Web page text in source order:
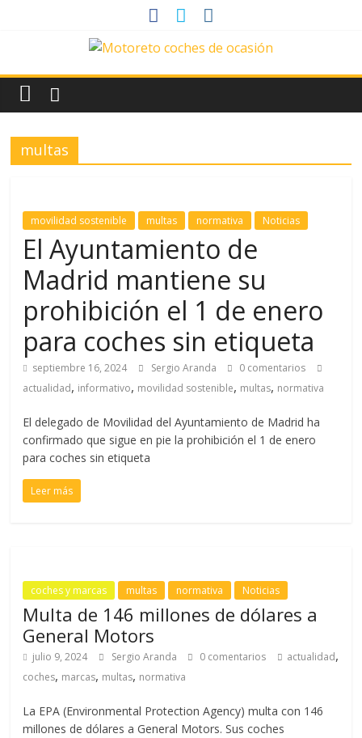
News
Motoreto
Noticias
de
ocasión
multas
movilidad sostenible multas normativa Noticias
El Ayuntamiento de
Madrid mantiene su
prohibición el 1 de enero
para coches sin etiqueta
septiembre 16, 2024 Sergio Aranda
0 comentarios
actualidad, informativo, movilidad sostenible, multas, normativa
El delegado de Movilidad del Ayuntamiento de Madrid ha
confirmado que sigue en pie la prohibición el 1 de enero
para coches sin etiqueta
Leer más
coches y marcas multas normativa Noticias
Multa de 146 millones de dólares a
General Motors
julio 9, 2024 Sergio Aranda 0 comentarios actualidad,
coches, marcas, multas, normativa
La EPA (Environmental Protection Agency) multa con 146
millones de dólares a General Motors. Sus coches